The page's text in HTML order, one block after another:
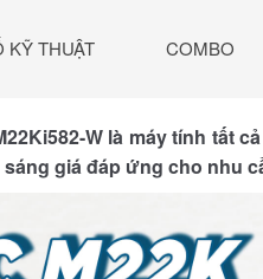
KỸ THUẬT COMBO
W là máy tính tất
giá đáp ứng cho nhu